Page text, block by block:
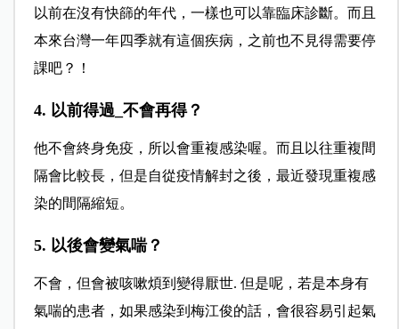
以前在沒有快篩的年代，一樣也可以靠臨床診斷。而且
本來台灣一年四季就有這個疾病，之前也不見得需要停
課吧？！
4. 以前得過_不會再得？
他不會終身免疫，所以會重複感染喔。而且以往重複間
隔會比較長，但是自從疫情解封之後，最近發現重複感
染的間隔縮短。
5. 以後會變氣喘？
不會，但會被咳嗽煩到變得厭世. 但是呢，若是本身有
氣喘的患者，如果感染到梅江俊的話，會很容易引起氣